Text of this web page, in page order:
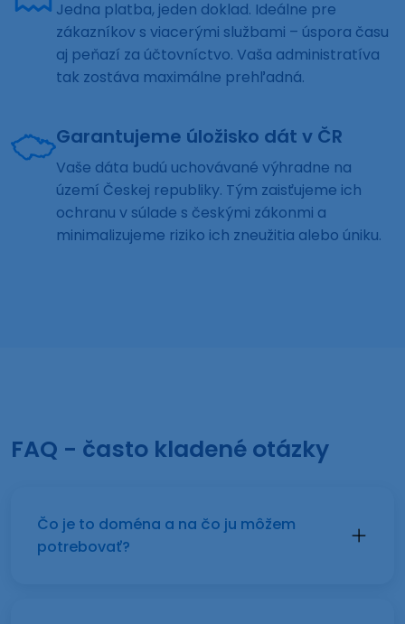
Jedna platba, jeden doklad. Ideálne pre
zákazníkov s viacerými službami – úspora času
aj peňazí za účtovníctvo. Vaša administratíva
tak zostáva maximálne prehľadná.
Garantujeme úložisko dát v ČR
Vaše dáta budú uchovávané výhradne na
území Českej republiky. Tým zaisťujeme ich
ochranu v súlade s českými zákonmi a
minimalizujeme riziko ich zneužitia alebo úniku.
FAQ - často kladené otázky
Čo je to doména a na čo ju môžem
potrebovať?